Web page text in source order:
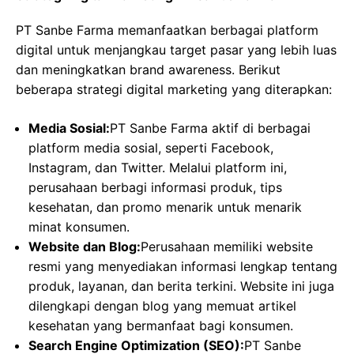
PT Sanbe Farma memanfaatkan berbagai platform
digital untuk menjangkau target pasar yang lebih luas
dan meningkatkan brand awareness. Berikut
beberapa strategi digital marketing yang diterapkan:
Media Sosial:PT Sanbe Farma aktif di berbagai
platform media sosial, seperti Facebook,
Instagram, dan Twitter. Melalui platform ini,
perusahaan berbagi informasi produk, tips
kesehatan, dan promo menarik untuk menarik
minat konsumen.
Website dan Blog:Perusahaan memiliki website
resmi yang menyediakan informasi lengkap tentang
produk, layanan, dan berita terkini. Website ini juga
dilengkapi dengan blog yang memuat artikel
kesehatan yang bermanfaat bagi konsumen.
Search Engine Optimization (SEO):PT Sanbe